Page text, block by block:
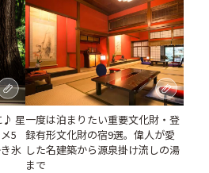
♪ 星
5
氷
一度は泊まりたい重要文化財・登
録有形文化財の宿9選。偉人が愛
した名建築から源泉掛け流しの湯
まで